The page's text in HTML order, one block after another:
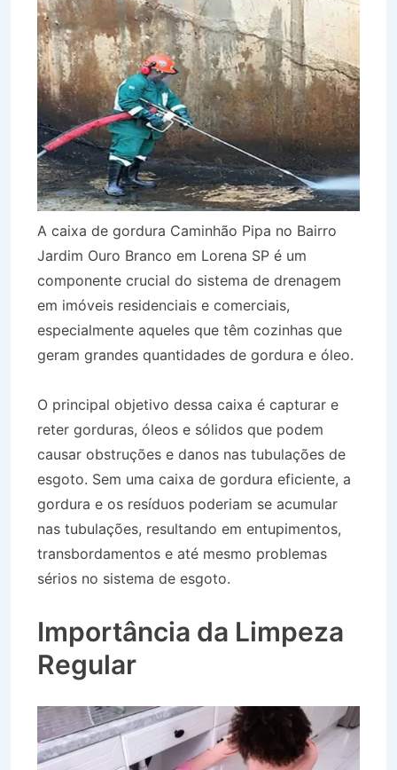
A caixa de gordura Caminhão Pipa no Bairro
Jardim Ouro Branco em Lorena SP é um
componente crucial do sistema de drenagem
em imóveis residenciais e comerciais,
especialmente aqueles que têm cozinhas que
geram grandes quantidades de gordura e óleo.
O principal objetivo dessa caixa é capturar e
reter gorduras, óleos e sólidos que podem
causar obstruções e danos nas tubulações de
esgoto. Sem uma caixa de gordura eficiente, a
gordura e os resíduos poderiam se acumular
nas tubulações, resultando em entupimentos,
transbordamentos e até mesmo problemas
sérios no sistema de esgoto.
Importância da Limpeza
Regular